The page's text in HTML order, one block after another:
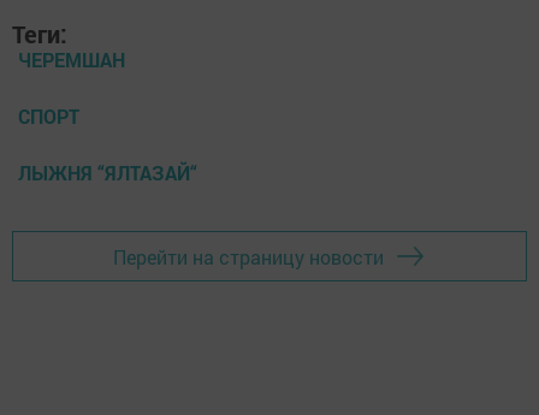
Теги:
ЧЕРЕМШАН
СПОРТ
ЛЫЖНЯ “ЯЛТАЗАЙ“
Перейти на страницу новости